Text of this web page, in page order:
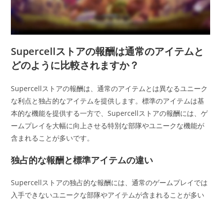
Supercellストアの報酬は通常のアイテムと
どのように比較されますか？
Supercellストアの報酬は、通常のアイテムとは異なるユニーク
な利点と独占的なアイテムを提供します。標準のアイテムは基
本的な機能を提供する一方で、Supercellストアの報酬には、ゲ
ームプレイを大幅に向上させる特別な部隊やユニークな機能が
含まれることが多いです。
独占的な報酬と標準アイテムの違い
Supercellストアの独占的な報酬には、通常のゲームプレイでは
入手できないユニークな部隊やアイテムが含まれることが多い